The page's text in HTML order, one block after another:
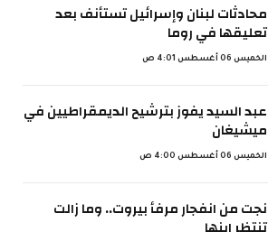
محادثات لبنان وإسرائيل تستأنف بعد
تعليقها في روما
الخميس 06 أغسطس 4:01 ص
عبد السيد يفوز بترشيح الديمقراطيين في
ميشيغان
الخميس 06 أغسطس 4:00 ص
نجت من انفجار مرفأ بيروت.. وما زالت